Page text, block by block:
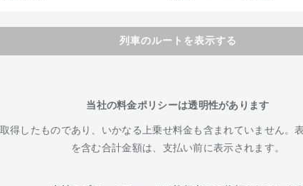
列車のルートを表示する
当社の料金ポリシーは透明性があります
得したものであり、いかなる上乗せ料金も含まれていません。
を含む合計金額は、支払い前に表示されます。